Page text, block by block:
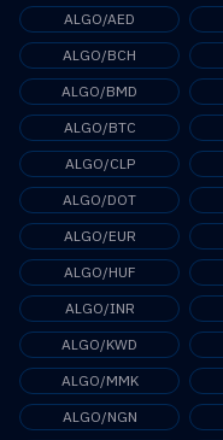
ALGO/AED
ALGO/BCH
ALGO/BMD
ALGO/BTC
ALGO/CLP
ALGO/DOT
ALGO/EUR
ALGO/HUF
ALGO/INR
ALGO/KWD
ALGO/MMK
ALGO/NGN